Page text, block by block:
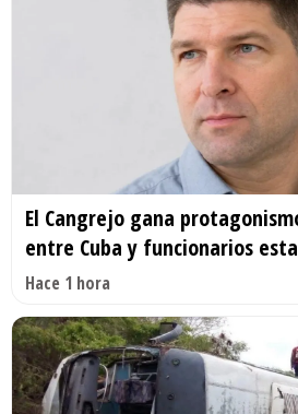
El Cangrejo gana
entre Cuba y funcionarios
Hace 1 hora